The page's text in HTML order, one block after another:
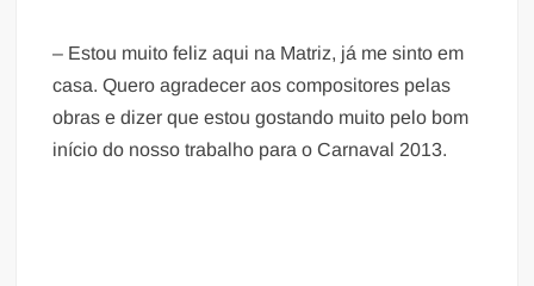
– Estou muito feliz aqui na Matriz, já me sinto em
casa. Quero agradecer aos compositores pelas
obras e dizer que estou gostando muito pelo bom
início do nosso trabalho para o Carnaval 2013.